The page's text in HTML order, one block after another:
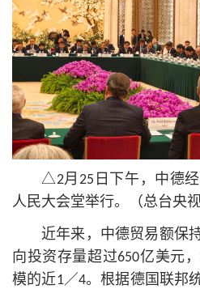
△2月25日下午，中德
人民大会堂举行。（总台央
近年来，中德贸易额保
向投资存量超过650亿美元
模的近1／4。根据德国联邦